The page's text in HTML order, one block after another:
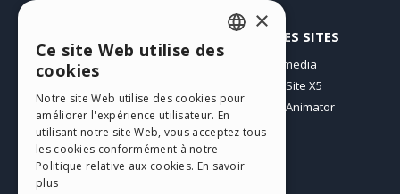
Mes Messages
Télécharger
Espace Web
Mes Crédits
AUTRES SITES
Incomedia
WebSite X5
WebAnimator
ENGLISH
GERMAN
SPANISH
×
Ce site Web utilise des
cookies
Notre site Web utilise des cookies pour
améliorer l'expérience utilisateur. En
utilisant notre site Web, vous acceptez tous
les cookies conformément à notre
Politique relative aux cookies. En savoir
plus